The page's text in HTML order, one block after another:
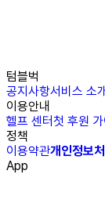
텀블벅
공지사항서비스 소
이용안내
헬프 센터첫 후원
정책
이용약관개인정보
App